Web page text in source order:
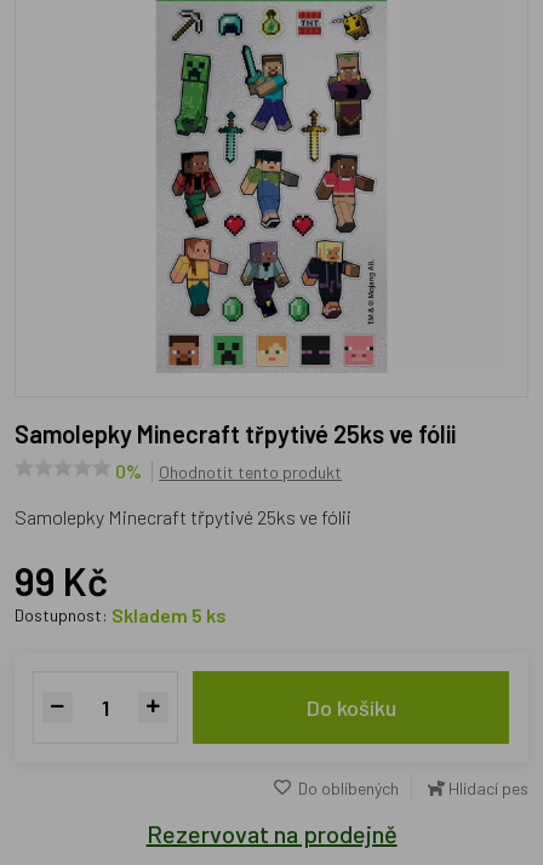
Samolepky Minecraft třpytivé 25ks ve fólii
0% Ohodnotit tento produkt
Samolepky Minecraft třpytivé 25ks ve fólii
99 Kč
Dostupnost: Skladem 5 ks
Do košíku
Do oblíbených Hlídací pes
Rezervovat na prodejně